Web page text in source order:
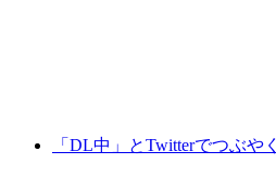
「DL中」とTwitterでつぶやく